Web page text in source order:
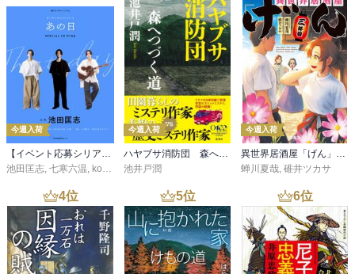
今週入荷
【イベント応募シリアルコード付】池田匡志出演・オーディオフォトブック「あの日」SPECIAL EDITION（音声／動画付）
池田匡志, 七寒六温, konoko58 ,村崎キコ
今週入荷
ハヤブサ消防団 森へつづく道
池井戸潤
今週入荷
異世界居酒屋「げん」三杯目
蝉川夏哉, 碓井ツカサ
4位 5位 6位